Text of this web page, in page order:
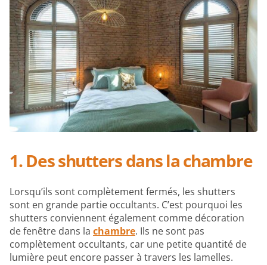
1. Des shutters dans la chambre
Lorsqu’ils sont complètement fermés, les shutters
sont en grande partie occultants. C’est pourquoi les
shutters conviennent également comme décoration
de fenêtre dans la chambre. Ils ne sont pas
complètement occultants, car une petite quantité de
lumière peut encore passer à travers les lamelles.